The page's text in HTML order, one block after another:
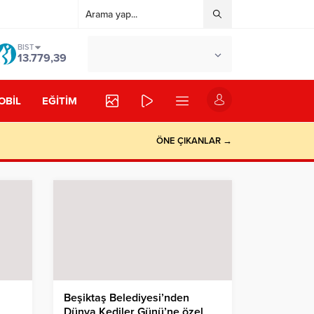
BIST
13.779,39
EĞİTİM
ÖNE ÇIKANLAR →
Beşiktaş Belediyesi’nden